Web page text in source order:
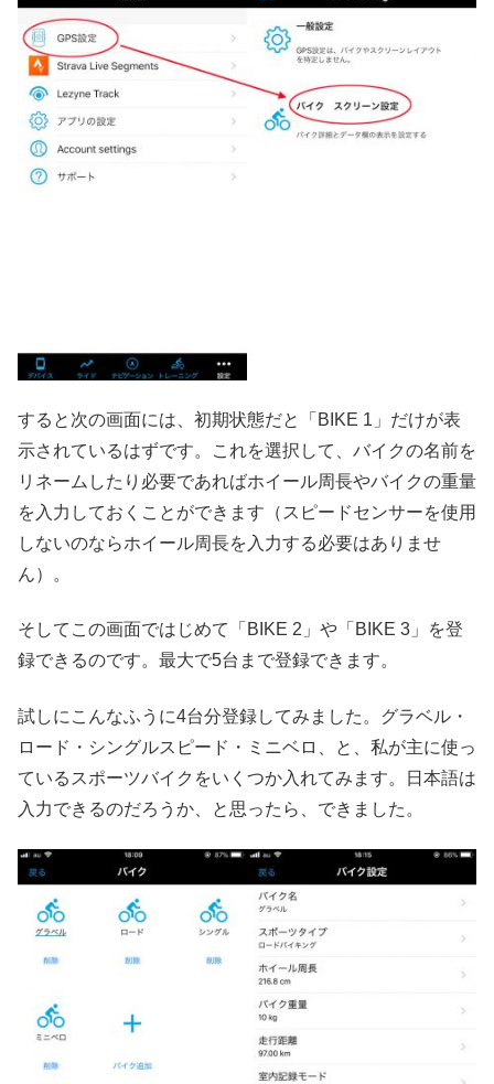
すると次の画面には、初期状態だと「BIKE 1」だけが表
示されているはずです。これを選択して、バイクの名前を
リネームしたり必要であればホイール周長やバイクの重量
を入力しておくことができます（スピードセンサーを使用
しないのならホイール周長を入力する必要はありませ
ん）。
そしてこの画面ではじめて「BIKE 2」や「BIKE 3」を登
録できるのです。最大で5台まで登録できます。
試しにこんなふうに4台分登録してみました。グラベル・
ロード・シングルスピード・ミニベロ、と、私が主に使っ
ているスポーツバイクをいくつか入れてみます。日本語は
入力できるのだろうか、と思ったら、できました。